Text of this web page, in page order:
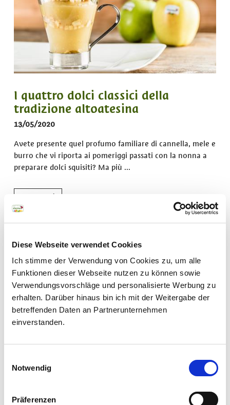
Diese Webseite verwendet Cookies
Ich stimme der Verwendung von Cookies zu, um alle
Funktionen dieser Webseite nutzen zu können sowie
Verwendungsvorschläge und personalisierte Werbung zu
erhalten. Darüber hinaus bin ich mit der Weitergabe der
betreffenden Daten an Partnerunternehmen
einverstanden.
Notwendig
Präferenzen
Newsletter
Vuoi scoprire i sapori
autentici del nostro
territorio? Iscriviti alla
newsletter dei prodotti
di qualità dell’Alto
aggiornato.
I quattro dolci classici della
tradizione altoatesina
13/05/2020
Avete presente quel profumo familiare di cannella, mele e
burro che vi riporta ai pomeriggi passati con la nonna a
preparare dolci squisiti? Ma più ...
Qual è il modo migliore per